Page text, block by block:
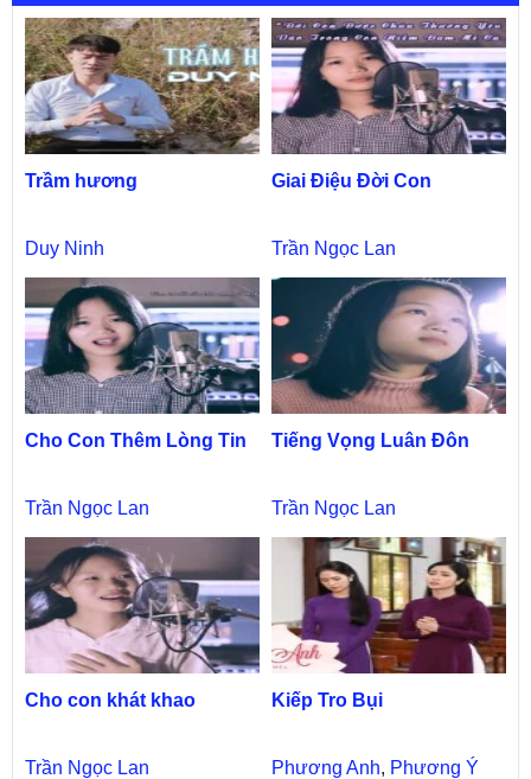
Trầm hương
Duy Ninh
Giai Điệu Đời Con
Trần Ngọc Lan
Cho Con Thêm Lòng Tin
Trần Ngọc Lan
Tiếng Vọng Luân Đôn
Trần Ngọc Lan
Cho con khát khao
Trần Ngọc Lan
Kiếp Tro Bụi
Phương Anh, Phương Ý